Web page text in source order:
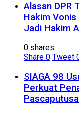
Alasan DPR
Hakim Vonis
Jadi Hakim
0 shares
Share 0 Tweet
SIAGA 98
Perkuat